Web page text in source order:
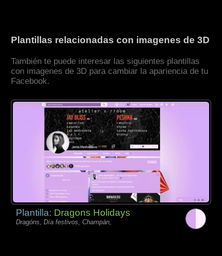
Plantillas relacionadas con imagenes de 3D
También te puede interesar las siguientes plantillas
con imagenes de 3D para cambiar la apariencia de tu
Facebook.
Plantilla: Dragons Holidays
Dragóns, Día festivos, Champán,